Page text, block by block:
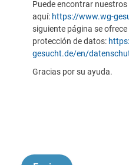
Puede encontrar
aquí: https://www.wg-
siguiente página se
protección de datos:
gesucht.de/en/
Gracias por su ayuda.